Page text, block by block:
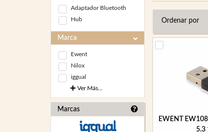
Adaptador Bluetooth
Hub
Marca
Ewent
Nilox
iggual
Ver Más...
Marcas
Ordenar por
EWENT
5.3